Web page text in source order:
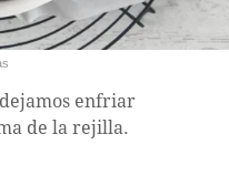
enfriar
de la rejilla.